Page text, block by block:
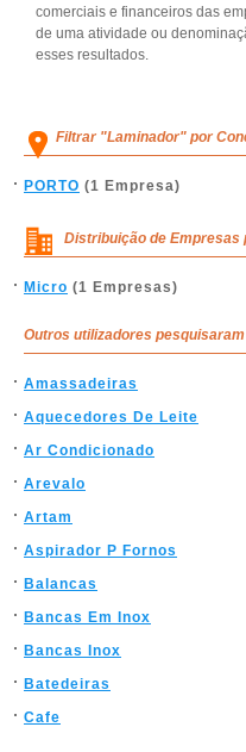
comerciais e financeiros das
de uma atividade ou
esses resultados.
Filtrar "Laminador" por
PORTO (1 Empresa)
Distribuição de Empresas
Micro (1 Empresas)
Outros utilizadores pesquisaram
Amassadeiras
Aquecedores De Leite
Ar Condicionado
Arevalo
Artam
Aspirador P Fornos
Balancas
Bancas Em Inox
Bancas Inox
Batedeiras
Cafe